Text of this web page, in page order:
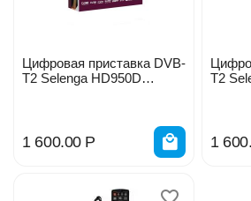
Цифровая приставка DVB-
T2 Selenga HD950D
1 600.00 Р
T2
1